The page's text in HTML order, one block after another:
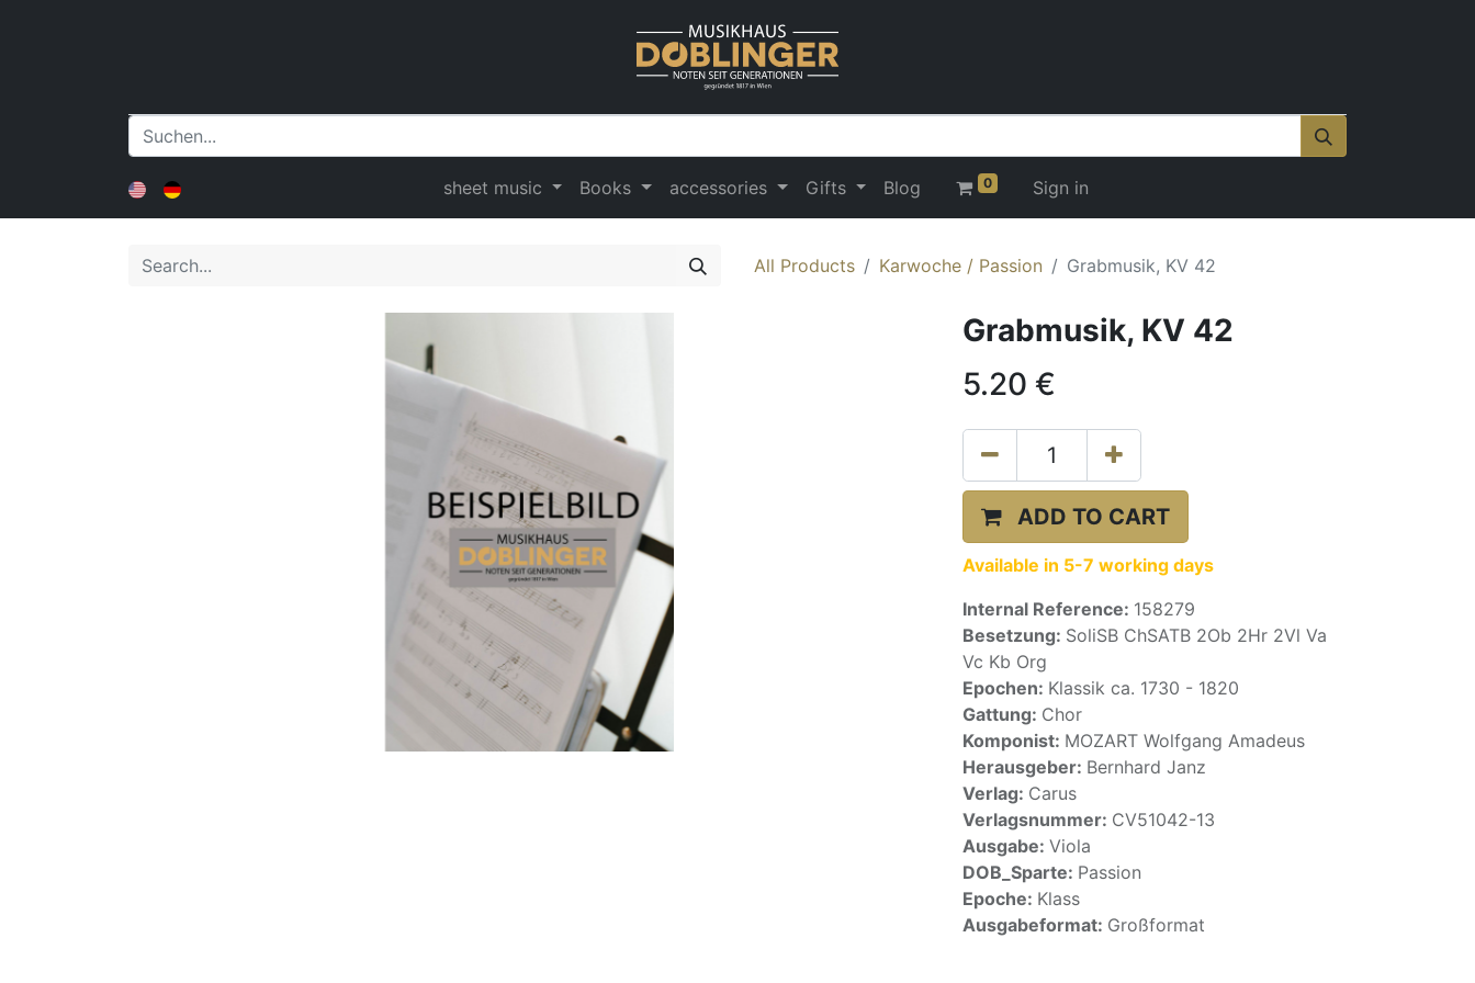
sheet music Books accessories Gifts Blog 0 Sign in
All Products Karwoche / Passion Grabmusik, KV 42
Grabmusik, KV 42
5.20 €
ADD TO CART
Available in 5-7 working days
Internal Reference: 158279
Besetzung: SoliSB ChSATB 2Ob 2Hr 2Vl Va
Vc Kb Org
Epochen: Klassik ca. 1730 - 1820
Gattung: Chor
Komponist: MOZART Wolfgang Amadeus
Herausgeber: Bernhard Janz
Verlag: Carus
Verlagsnummer: CV51042-13
Ausgabe: Viola
DOB_Sparte: Passion
Epoche: Klass
Ausgabeformat: Großformat